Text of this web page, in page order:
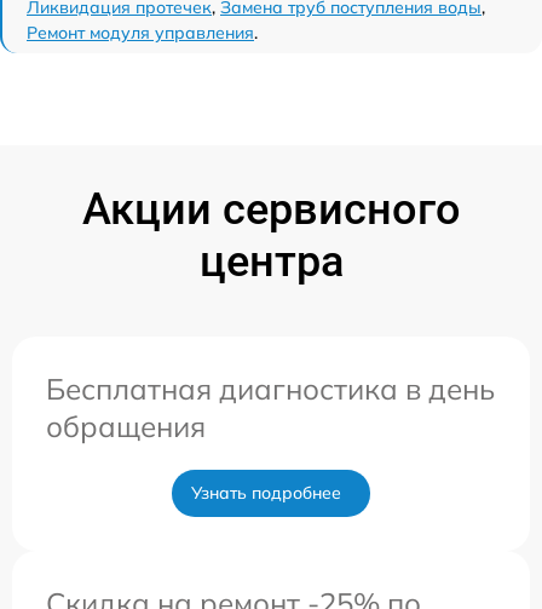
Ликвидация протечек, Замена труб поступления воды,
Ремонт модуля управления.
Акции сервисного
центра
Бесплатная диагностика в день
обращения
Узнать подробнее